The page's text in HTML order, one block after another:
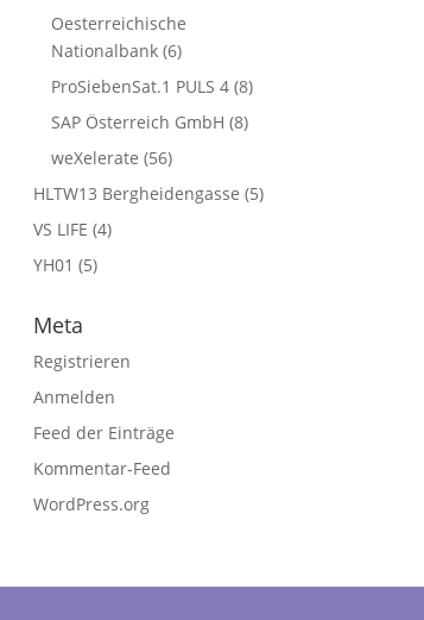
Oesterreichische
Nationalbank (6)
ProSiebenSat.1 PULS 4 (8)
SAP Österreich GmbH (8)
weXelerate (56)
HLTW13 Bergheidengasse (5)
VS LIFE (4)
YH01 (5)
Meta
Registrieren
Anmelden
Feed der Einträge
Kommentar-Feed
WordPress.org